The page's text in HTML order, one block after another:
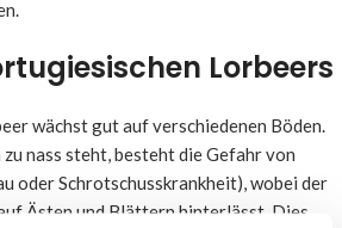
Lorbeers
wächst gut auf verschiedenen Böden.
nass steht, besteht die Gefahr von
oder Schrotschusskrankheit), wobei der
Ästen und Blättern hinterlässt. Dies